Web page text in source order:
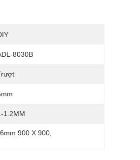
8030B
1.2MM
900 X 900